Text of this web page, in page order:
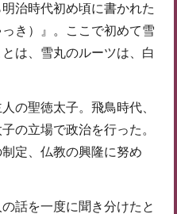
治時代初め頃に書かれた
き）』。ここで初めて雪
は、雪丸のルーツは、白
の聖徳太子。飛鳥時代、
の立場で政治を行った。
定、仏教の興隆に努め
話を一度に聞き分けたと